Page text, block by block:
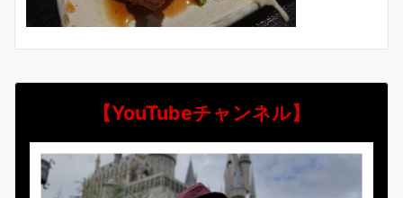
【YouTubeチャンネル】